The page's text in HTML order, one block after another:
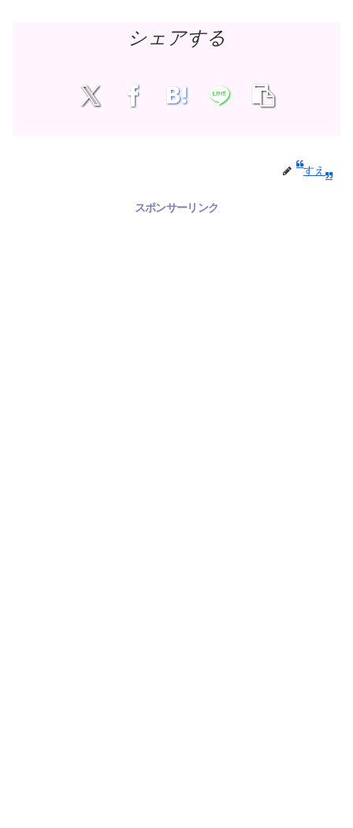
シェアする
すえ
スポンサーリンク